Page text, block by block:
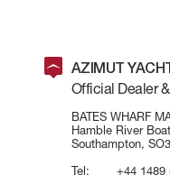
AZIMUT
Official Dealer
BATES WHARF
Hamble River
Southampton,
Tel:
+44 1489